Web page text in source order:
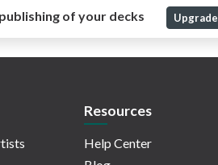
of your decks Upgrade
Resources
Help Center